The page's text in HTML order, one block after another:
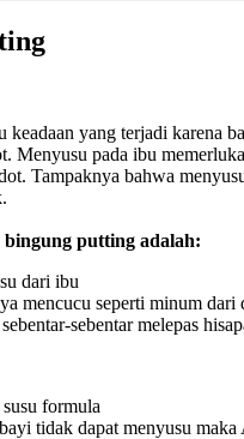
keadaan yang terjadi karena
Menyusu pada ibu
Tampaknya bahwa
putting adalah:
dari ibu
mencucu seperti minum dari
sebentar melepas
formula
tidak dapat menyusu